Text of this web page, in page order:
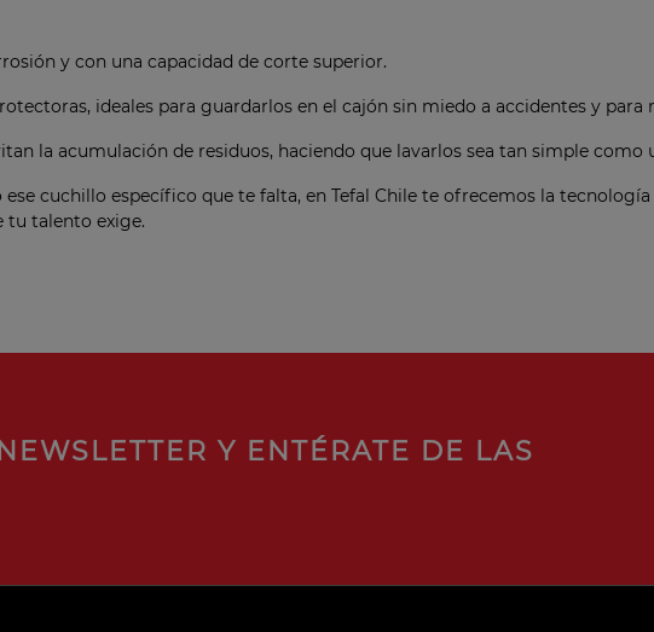
y con una capacidad de corte superior.
ideales para guardarlos en el cajón sin miedo a accidentes y para
la acumulación de residuos, haciendo que lavarlos sea tan simple como
cuchillo específico que te falta, en Tefal Chile te ofrecemos la
tu talento exige.
Y ENTÉRATE DE LAS